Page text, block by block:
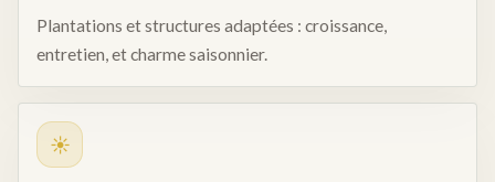
Plantations et structures adaptées : croissance,
entretien, et charme saisonnier.
☀︎